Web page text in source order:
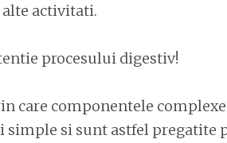
activitati.
procesului digestiv!
care componentele
simple si sunt astfel